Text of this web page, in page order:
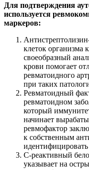
Для подтверждения
используется
маркеров:
клеток организма
своеобразный
крови помогает
ревматоидного
при таких
Ревматоидный
ревматоидном
который
начинает
ревмофактор
к собственным
С-реактивный
указывает на